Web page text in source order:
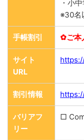
・小
※30名
手帳割引 ✿ご本
サイト
URL
割引情報
バリアフ
リー
□